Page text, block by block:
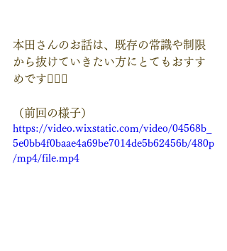
本田さんのお話は、既存の常識や制限
から抜けていきたい方にとてもおすす
めです🧚🏻‍♀️
（前回の様子）
https://video.wixstatic.com/video/04568b_
5e0bb4f0baae4a69be7014de5b62456b/480p
/mp4/file.mp4